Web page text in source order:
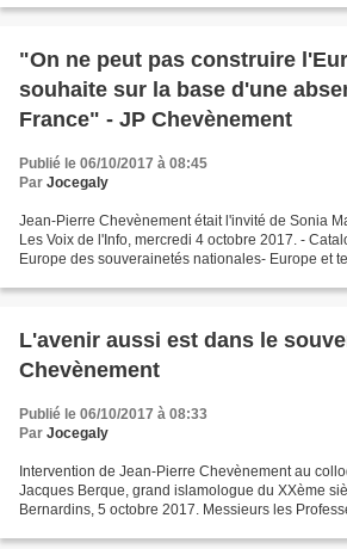
"On ne peut pas construire
souhaite sur la base d'une
France" - JP Chevènement
Publié le 06/10/2017 à 08:45
Par Jocegaly
Jean-Pierre Chevènement était l'invité de Sonia
Les Voix de l'Info, mercredi 4 octobre 2017. -
Europe des souverainetés nationales- Europe et
L'avenir aussi est dans le
Chevènement
Publié le 06/10/2017 à 08:33
Par Jocegaly
Intervention de Jean-Pierre Chevènement au
Jacques Berque, grand islamologue du XXème
Bernardins, 5 octobre 2017. Messieurs les